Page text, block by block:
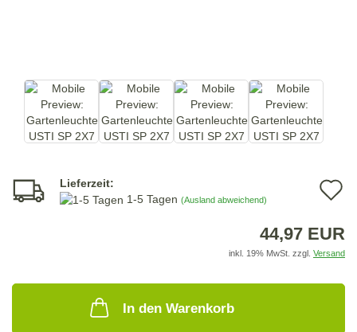
Lieferzeit:
1-5 Tagen (Ausland abweichend)
44,97 EUR
inkl. 19% MwSt. zzgl. Versand
In den Warenkorb